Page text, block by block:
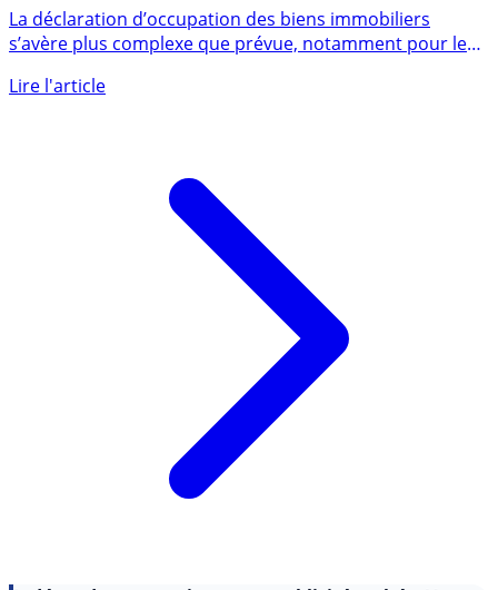
report officiel de la date limite au 10 août 2023
s’avère plus complexe que prévue, notamment pour les